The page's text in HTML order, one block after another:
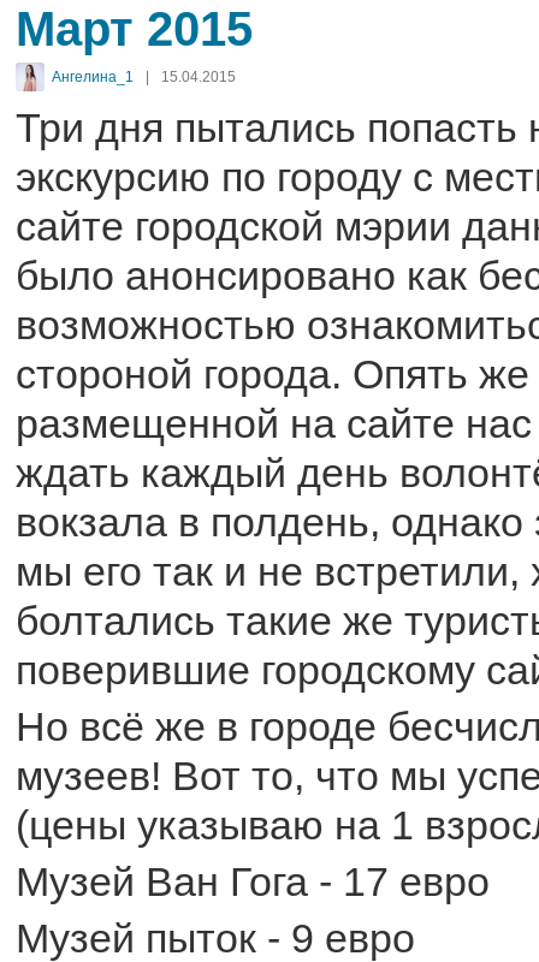
Март 2015
Ангелина_1 | 15.04.2015
Три дня пытались попасть
экскурсию по городу с
сайте городской мэрии
было анонсировано как
возможностью
стороной города. Опять
размещенной на сайте
ждать каждый день
вокзала в полдень, однако
мы его так и не встретили,
болтались такие же
поверившие городскому
Но всё же в городе
музеев! Вот то, что мы
(цены указываю на 1
Музей Ван Гога - 17 евро
Музей пыток - 9 евро